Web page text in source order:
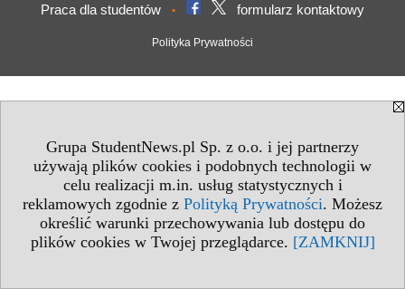
Grupa StudentNews.pl Sp. z o.o. i jej partnerzy
używają plików cookies i podobnych technologii w
celu realizacji m.in. usług statystycznych i
reklamowych zgodnie z Polityką Prywatności. Możesz
określić warunki przechowywania lub dostępu do
plików cookies w Twojej przeglądarce. [ZAMKNIJ]
Praca dla studentów • formularz kontaktowy
Polityka Prywatności